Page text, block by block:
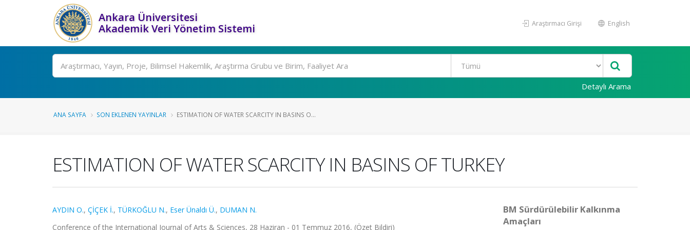
Ankara Üniversitesi
Akademik Veri Yönetim Sistemi
Araştırmacı Girişi English
Ara
Detaylı Arama
ANA SAYFA SON EKLENEN YAYINLAR ESTIMATION OF WATER SCARCITY IN BASINS O...
ESTIMATION OF WATER SCARCITY IN BASINS OF TURKEY
AYDIN O., ÇİÇEK İ., TÜRKOĞLU N., Eser Ünaldı Ü., DUMAN N.
Conference of the International Journal of Arts & Sciences, 28 Haziran - 01 Temmuz 2016, (Özet Bildiri)
BM Sürdürülebilir Kalkınma
Amaçları